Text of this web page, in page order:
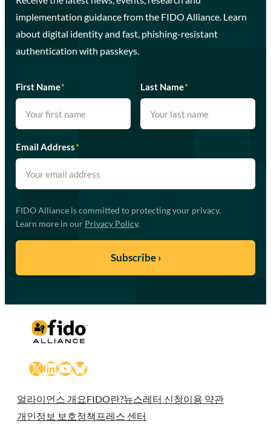
implementation guidance from the FIDO Alliance. Learn
about digital identity and fast, phishing-resistant
authentication with passkeys.
First Name* Last Name*
Email Address*
FIDO Alliance is committed to protecting your privacy.
Learn more in our Privacy Policy.
X LinkedIn
YouTube
Bluesky
얼라이언스 개요FIDO란?뉴스레터 신청이용 약관
개인정보 보호정책 프레스 센터